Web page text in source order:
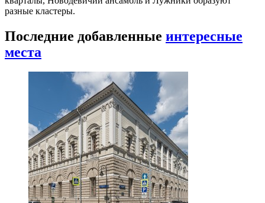
разные кластеры.
Последние добавленные интересные
места